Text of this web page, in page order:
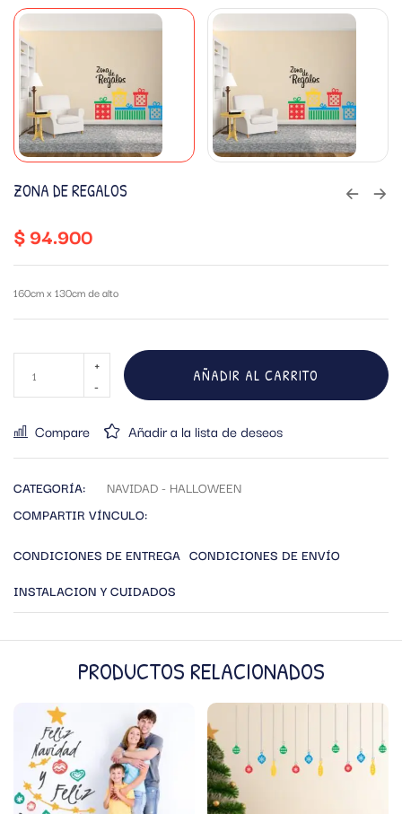
ZONA DE REGALOS
$94.900
160cm x 130cm de alto
AÑADIR AL CARRITO
Compare Añadir a la lista de deseos
CATEGORÍA:
NAVIDAD - HALLOWEEN
COMPARTIR VÍNCULO:
CONDICIONES DE ENTREGA CONDICIONES DE ENVÍO
INSTALACION Y CUIDADOS
PRODUCTOS RELACIONADOS